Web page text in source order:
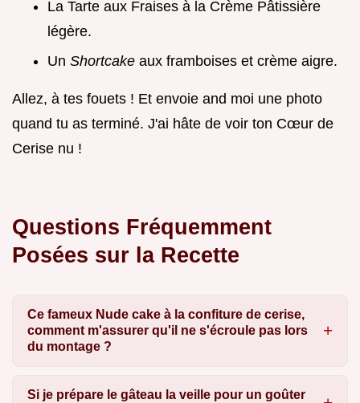
La Tarte aux Fraises à la Crème Pâtissière
légère.
Un Shortcake aux framboises et crème aigre.
Allez, à tes fouets ! Et envoie and moi une photo
quand tu as terminé. J'ai hâte de voir ton Cœur de
Cerise nu !
Questions Fréquemment
Posées sur la Recette
Ce fameux Nude cake à la confiture de cerise,
comment m'assurer qu'il ne s'écroule pas lors
du montage ?
Si je prépare le gâteau la veille pour un goûter